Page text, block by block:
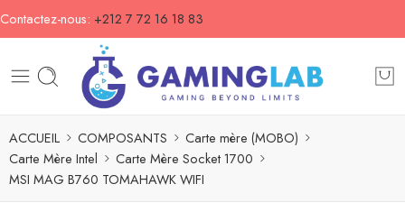
Contactez-nous: +212 7 72 16 18 83
ACCUEIL COMPOSANTS
Carte mère (MOBO)
Carte Mère Intel
Carte Mère Socket 1700
MSI MAG B760 TOMAHAWK WIFI